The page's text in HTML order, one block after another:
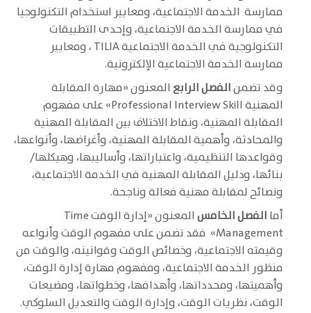
ممارسة الخدمة الاجتماعية، ومعايير استخدام التكنولوجيا
في ممارسة الخدمة الاجتماعية، وإحدى التطبيقات
التكنولوجية في الخدمة الاجتماعية TILIA ، ومعايير
ممارسة الخدمة الاجتماعية الإلكترونية.
وقد تضمنالفصل الرابع المعنون «مهارة المقابلة
المهنية Professional Interview Skill» على مفهوم
المقابلة المهنية، ونقاط الاختلاف بين المقابلة المهنية
والمحادثة، وأهمية المقابلة المهنية، وأغراضها، وأنواعها،
وقواعدها التنظيمية، واعتباراتها، وأساليبها، وهيكلها/
بنائها، ودليل المقابلة المهنية في الخدمة الاجتماعية،
ونصائح لمقابلة مهنية فعالة وناجحة.
أما الفصل الخامس
المعنون «إدارة الوقت Time
Management» فقد تضمن على مفهوم الوقت وأنواعه
وقيمته الاجتماعية، وخصائص الوقت وقوانينه، والوقت من
منظور الخدمة الاجتماعية، ومفهوم مهارة إدارة الوقت،
وأهميتها، ومحدداتها، وأهدافها، وخطواتها، ومضيعات
الوقت، نظريات الوقت، وإدارة الوقت والتعديل السلوكي.